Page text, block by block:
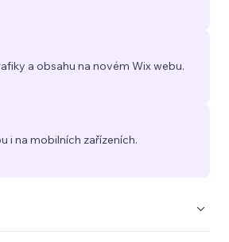
a obsahu na novém Wix webu.
i na mobilních zařízeních.